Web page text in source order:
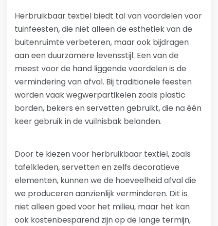
Herbruikbaar textiel biedt tal van voordelen voor
tuinfeesten, die niet alleen de esthetiek van de
buitenruimte verbeteren, maar ook bijdragen
aan een duurzamere levensstijl. Een van de
meest voor de hand liggende voordelen is de
vermindering van afval. Bij traditionele feesten
worden vaak wegwerpartikelen zoals plastic
borden, bekers en servetten gebruikt, die na één
keer gebruik in de vuilnisbak belanden.
Door te kiezen voor herbruikbaar textiel, zoals
tafelkleden, servetten en zelfs decoratieve
elementen, kunnen we de hoeveelheid afval die
we produceren aanzienlijk verminderen. Dit is
niet alleen goed voor het milieu, maar het kan
ook kostenbesparend zijn op de lange termijn,